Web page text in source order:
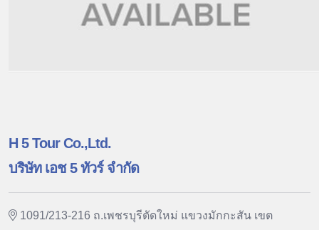
H 5 Tour Co.,Ltd.
บริษัท เอช 5 ทัวร์ จำกัด
1091/213-216 ถ.เพชรบุรีตัดใหม่ แขวงมักกะสัน เขต